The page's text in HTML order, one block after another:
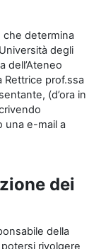
che determina
degli
dell’Ateneo
Rettrice prof.ssa
(d’ora in
una e-mail a
dei
della
rivolgere